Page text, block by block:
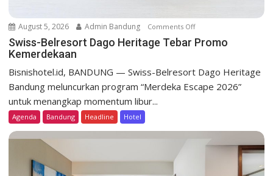
August 5, 2026 Admin Bandung Comments Offo
n
s
B
Swiss-Belresort Dago Heritage Tebar Promo
Kemerdekaan
Bisnishotel.id, BANDUNG — Swiss-Belresort Dago Heritage
Bandung meluncurkan program “Merdeka Escape 2026”
untuk menangkap momentum libur...
Agenda Bandung Headline Hotel